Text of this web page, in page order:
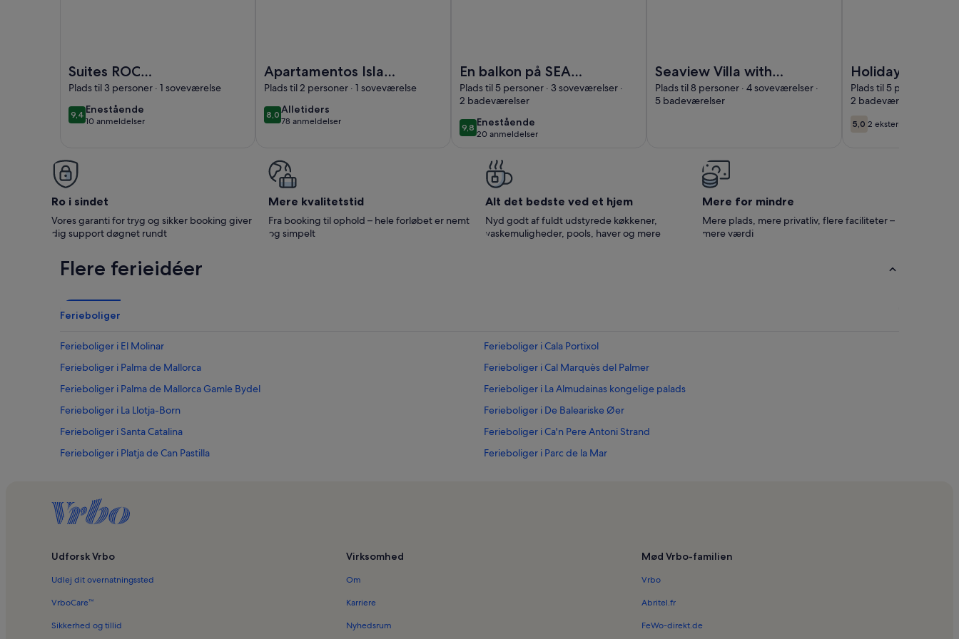
Suites ROC
Portonova - Newly
Renovated 2026
Plads til 3 personer · 1 soveværelse
9,49,4 ud af 10
Enestående
enestående
10 anmeldelser
(10
Apartamentos Isla
del Sol
Plads til 2 personer · 1 soveværelse
8,08,0 ud af 10
Alletiders
alletiders
78 anmeldelser
(78
En balkon på SEA
MALLORCA
Plads til 5 personer · 3 soveværelser ·
2 badeværelser
9,89,8 ud af 10
Enestående
enestående
20 anmeldelser
(20
Seaview Villa with
Privacy and Spa
Close to Palma
Plads til 8 personer · 4 soveværelser ·
5 badeværelser
Holiday Home
Momio' with
Terrace
Plads til 5 personer · 3
2 badeværelser
5,05,0 ud af 10
2 eksterne anmeldelser
Ro i sindet
Vores garanti for tryg og sikker booking giver
dig support døgnet rundt
Mere kvalitetstid
Fra booking til ophold – hele forløbet er nemt
og simpelt
Alt det bedste ved et hjem
Nyd godt af fuldt udstyrede køkkener,
vaskemuligheder, pools, haver og mere
Mere for mindre
Mere plads, mere privatliv, flere faciliteter –
mere værdi
Flere ferieidéer
Ferieboliger
Ferieboliger i El Molinar
Ferieboliger i Cala Portixol
Ferieboliger i Palma de Mallorca
Ferieboliger i Cal Marquès del Palmer
Ferieboliger i Palma de Mallorca Gamle Bydel
Ferieboliger i La Almudainas kongelige palads
Ferieboliger i La Llotja-Born
Ferieboliger i De Baleariske Øer
Ferieboliger i Santa Catalina
Ferieboliger i Ca'n Pere Antoni Strand
Ferieboliger i Platja de Can Pastilla
Ferieboliger i Parc de la Mar
Ferieboliger i Playa de Palma
Ferieboliger i Monti-Sion
Ferieboliger i Sant Nicolau
Ferieboliger i Es Coll d'en Rabassa
Ferieboliger i Palma de Mallorca Havn
Ferieboliger i Feixina-parken
Ferieboliger i Shopping Mall El Corte Ingles
Ferieboliger i Santa María de Palma Katedral
Udforsk Vrbo
Udlej dit overnatningssted
VrboCare™
Sikkerhed og tillid
Virksomhed
Om
Karriere
Nyhedsrum
Mød Vrbo-familien
Vrbo
Abritel.fr
FeWo-direkt.de